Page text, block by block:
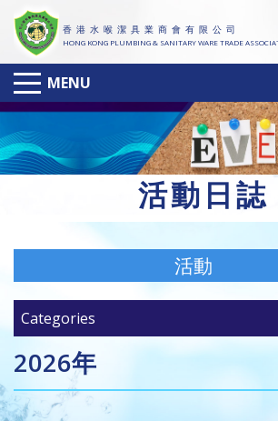
香 港 水 喉 潔 具 業 商 會 有 限 公 司
HONG KONG PLUMBING & SANITARY WARE TRADE
MENU
活動日誌
活動
Categories
2026年